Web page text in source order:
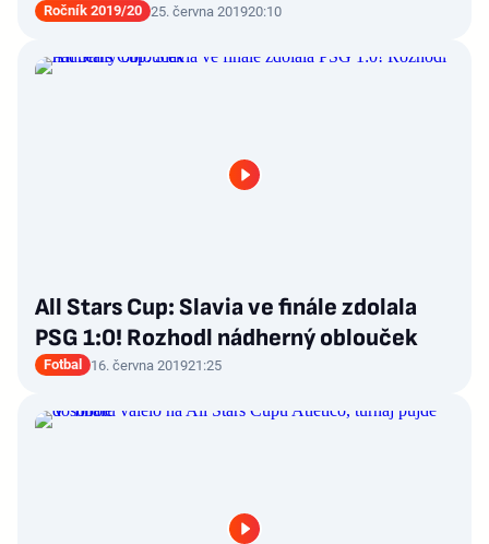
Ročník 2019/20 25. června 201920:10
All Stars Cup: Slavia ve finále zdolala
PSG 1:0! Rozhodl nádherný oblouček
Fotbal 16. června 201921:25